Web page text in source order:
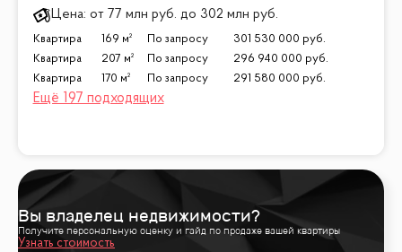
Цена: от 77 млн руб. до 302 млн руб.
Квартира 169 м² По запросу 301 530 000 руб.
Квартира
207 м² По запросу 296 940 000 руб.
Квартира
170 м² По запросу 291 580 000 руб.
Вы владелец недвижимости?
Получите персональную оценку и гайд по продаже вашей квартиры
Узнать стоимость